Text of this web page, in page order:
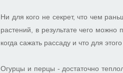
Ни для кого не секрет, что чем
растений, в результате чего
когда сажать рассаду и что для
Огурцы и перцы - достаточно